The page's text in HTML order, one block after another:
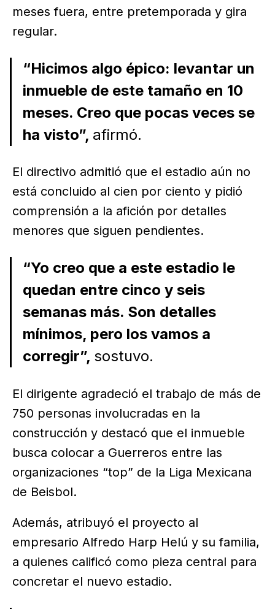
meses fuera, entre pretemporada y gira
regular.
“Hicimos algo épico: levantar un
inmueble de este tamaño en 10
meses. Creo que pocas veces se
ha visto”, afirmó.
El directivo admitió que el estadio aún no
está concluido al cien por ciento y pidió
comprensión a la afición por detalles
menores que siguen pendientes.
“Yo creo que a este estadio le
quedan entre cinco y seis
semanas más. Son detalles
mínimos, pero los vamos a
corregir”, sostuvo.
El dirigente agradeció el trabajo de más de
750 personas involucradas en la
construcción y destacó que el inmueble
busca colocar a Guerreros entre las
organizaciones “top” de la Liga Mexicana
de Beisbol.
Además, atribuyó el proyecto al
empresario Alfredo Harp Helú y su familia,
a quienes calificó como pieza central para
concretar el nuevo estadio.